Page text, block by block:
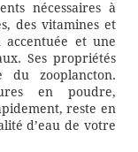
nécessaires à
des vitamines et
accentuée et une
Ses propriétés
du zooplancton.
en poudre,
reste en
d’eau de votre